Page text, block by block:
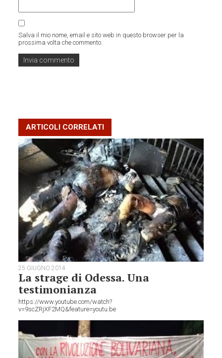
Salva il mio nome, email e sito web in questo browser per la
prossima volta che commento.
ARTICOLI CORRELATI
25 GIUGNO 2014
La strage di Odessa. Una
testimonianza
https://www.youtube.com/watch?
v=9scZRjXF2MQ&feature=youtu.be